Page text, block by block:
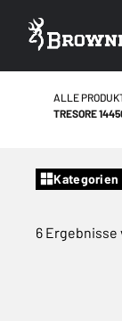
ALLE
TRESORE
Kategorien
6 Ergebnisse